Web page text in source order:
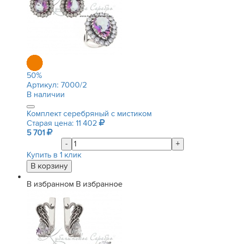
50%
Артикул: 7000/2
В наличии
Комплект серебряный с мистиком
Старая цена: 11 402
5 701
-
+
Купить в 1 клик
В избранном В избранное